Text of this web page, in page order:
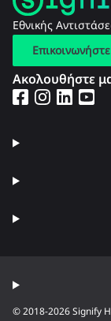
Εθνικής
Ακολουθήστε
© 2018-2026 Signify